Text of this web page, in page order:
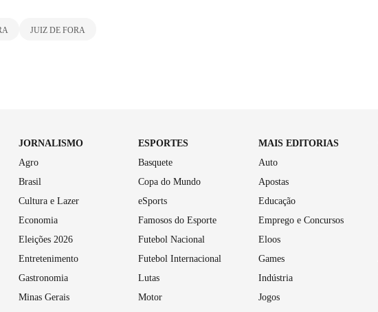
JUIZ DE FORA
JORNALISMO
Agro
Brasil
Cultura e Lazer
Economia
Eleições 2026
Entretenimento
Gastronomia
Minas Gerais
ESPORTES
Basquete
Copa do Mundo
eSports
Famosos do Esporte
Futebol Nacional
Futebol Internacional
Lutas
Motor
MAIS EDITORIAS
Auto
Apostas
Educação
Emprego e Concursos
Eloos
Games
Indústria
Jogos